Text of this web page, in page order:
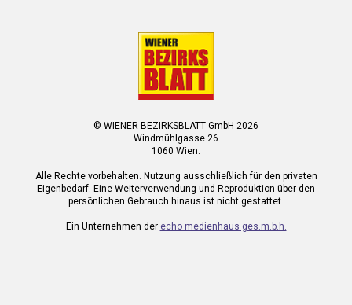
© WIENER BEZIRKSBLATT GmbH 2026
Windmühlgasse 26
1060 Wien.
Alle Rechte vorbehalten. Nutzung ausschließlich für den privaten
Eigenbedarf. Eine Weiterverwendung und Reproduktion über den
persönlichen Gebrauch hinaus ist nicht gestattet.
Ein Unternehmen der echo medienhaus ges.m.b.h.